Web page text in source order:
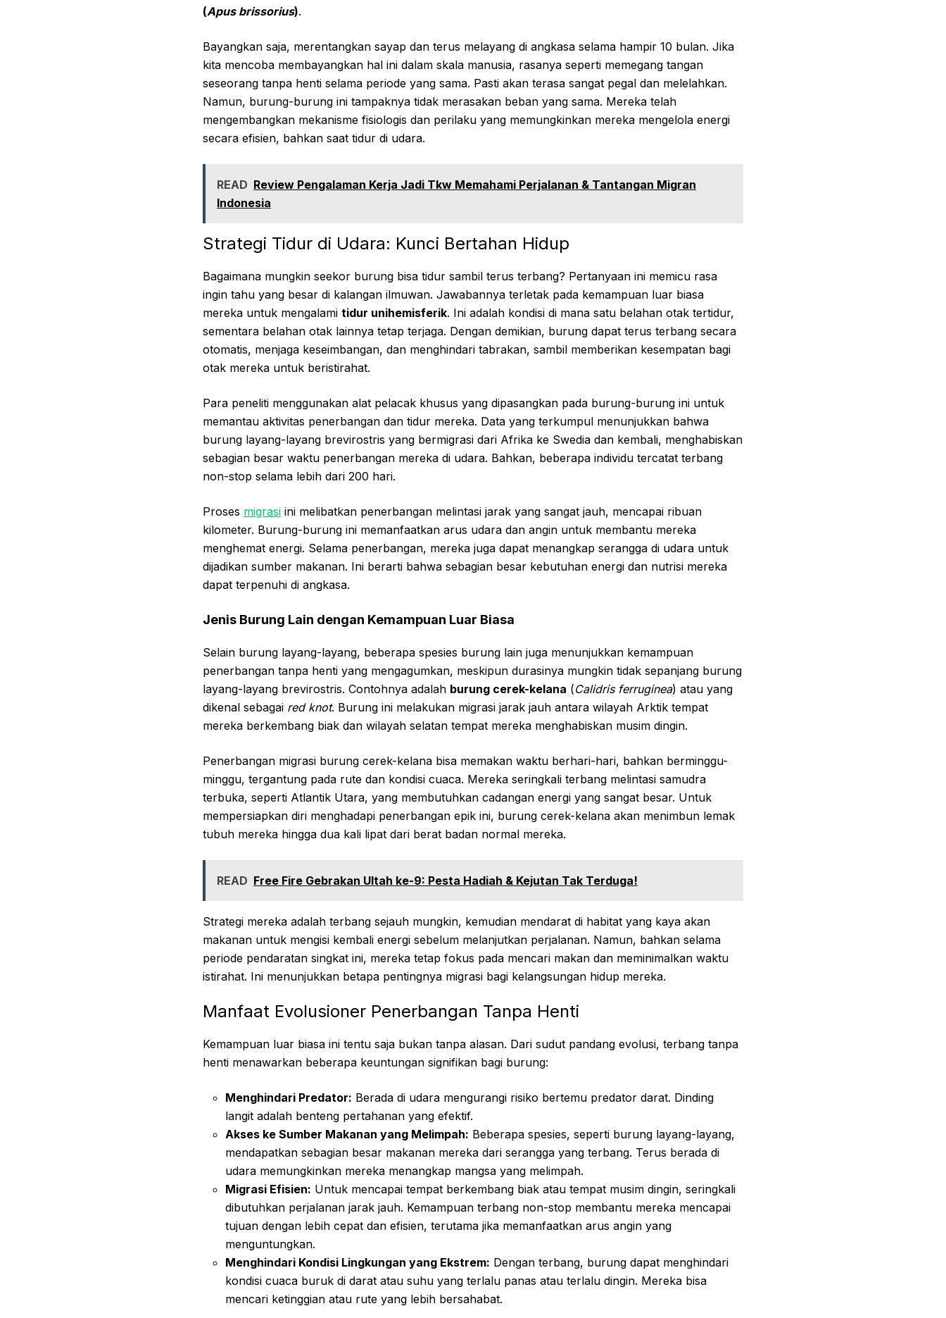
(Apus brissorius).
Bayangkan saja, merentangkan sayap dan terus melayang di angkasa selama hampir 10 bulan. Jika
kita mencoba membayangkan hal ini dalam skala manusia, rasanya seperti memegang tangan
seseorang tanpa henti selama periode yang sama. Pasti akan terasa sangat pegal dan melelahkan.
Namun, burung-burung ini tampaknya tidak merasakan beban yang sama. Mereka telah
mengembangkan mekanisme fisiologis dan perilaku yang memungkinkan mereka mengelola energi
secara efisien, bahkan saat tidur di udara.
READ Review Pengalaman Kerja Jadi Tkw Memahami Perjalanan & Tantangan Migran
Indonesia
Strategi Tidur di Udara: Kunci Bertahan Hidup
Bagaimana mungkin seekor burung bisa tidur sambil terus terbang? Pertanyaan ini memicu rasa
ingin tahu yang besar di kalangan ilmuwan. Jawabannya terletak pada kemampuan luar biasa
mereka untuk mengalami tidur unihemisferik. Ini adalah kondisi di mana satu belahan otak tertidur,
sementara belahan otak lainnya tetap terjaga. Dengan demikian, burung dapat terus terbang secara
otomatis, menjaga keseimbangan, dan menghindari tabrakan, sambil memberikan kesempatan bagi
otak mereka untuk beristirahat.
Para peneliti menggunakan alat pelacak khusus yang dipasangkan pada burung-burung ini untuk
memantau aktivitas penerbangan dan tidur mereka. Data yang terkumpul menunjukkan bahwa
burung layang-layang brevirostris yang bermigrasi dari Afrika ke Swedia dan kembali, menghabiskan
sebagian besar waktu penerbangan mereka di udara. Bahkan, beberapa individu tercatat terbang
non-stop selama lebih dari 200 hari.
Proses migrasi ini melibatkan penerbangan melintasi jarak yang sangat jauh, mencapai ribuan
kilometer. Burung-burung ini memanfaatkan arus udara dan angin untuk membantu mereka
menghemat energi. Selama penerbangan, mereka juga dapat menangkap serangga di udara untuk
dijadikan sumber makanan. Ini berarti bahwa sebagian besar kebutuhan energi dan nutrisi mereka
dapat terpenuhi di angkasa.
Jenis Burung Lain dengan Kemampuan Luar Biasa
Selain burung layang-layang, beberapa spesies burung lain juga menunjukkan kemampuan
penerbangan tanpa henti yang mengagumkan, meskipun durasinya mungkin tidak sepanjang burung
layang-layang brevirostris. Contohnya adalah burung cerek-kelana (Calidris ferruginea) atau yang
dikenal sebagai red knot. Burung ini melakukan migrasi jarak jauh antara wilayah Arktik tempat
mereka berkembang biak dan wilayah selatan tempat mereka menghabiskan musim dingin.
Penerbangan migrasi burung cerek-kelana bisa memakan waktu berhari-hari, bahkan berminggu-
minggu, tergantung pada rute dan kondisi cuaca. Mereka seringkali terbang melintasi samudra
terbuka, seperti Atlantik Utara, yang membutuhkan cadangan energi yang sangat besar. Untuk
mempersiapkan diri menghadapi penerbangan epik ini, burung cerek-kelana akan menimbun lemak
tubuh mereka hingga dua kali lipat dari berat badan normal mereka.
READ Free Fire Gebrakan Ultah ke-9: Pesta Hadiah & Kejutan Tak Terduga!
Strategi mereka adalah terbang sejauh mungkin, kemudian mendarat di habitat yang kaya akan
makanan untuk mengisi kembali energi sebelum melanjutkan perjalanan. Namun, bahkan selama
periode pendaratan singkat ini, mereka tetap fokus pada mencari makan dan meminimalkan waktu
istirahat. Ini menunjukkan betapa pentingnya migrasi bagi kelangsungan hidup mereka.
Manfaat Evolusioner Penerbangan Tanpa Henti
Kemampuan luar biasa ini tentu saja bukan tanpa alasan. Dari sudut pandang evolusi, terbang tanpa
henti menawarkan beberapa keuntungan signifikan bagi burung:
Menghindari Predator: Berada di udara mengurangi risiko bertemu predator darat. Dinding
langit adalah benteng pertahanan yang efektif.
Akses ke Sumber Makanan yang Melimpah: Beberapa spesies, seperti burung layang-layang,
mendapatkan sebagian besar makanan mereka dari serangga yang terbang. Terus berada di
udara memungkinkan mereka menangkap mangsa yang melimpah.
Migrasi Efisien: Untuk mencapai tempat berkembang biak atau tempat musim dingin, seringkali
dibutuhkan perjalanan jarak jauh. Kemampuan terbang non-stop membantu mereka mencapai
tujuan dengan lebih cepat dan efisien, terutama jika memanfaatkan arus angin yang
menguntungkan.
Menghindari Kondisi Lingkungan yang Ekstrem: Dengan terbang, burung dapat menghindari
kondisi cuaca buruk di darat atau suhu yang terlalu panas atau terlalu dingin. Mereka bisa
mencari ketinggian atau rute yang lebih bersahabat.